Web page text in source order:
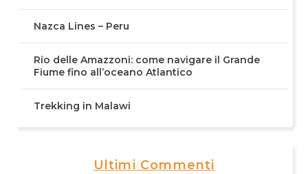
Nazca Lines – Peru
Rio delle Amazzoni: come navigare il Grande
Fiume fino all’oceano Atlantico
Trekking in Malawi
Ultimi Commenti